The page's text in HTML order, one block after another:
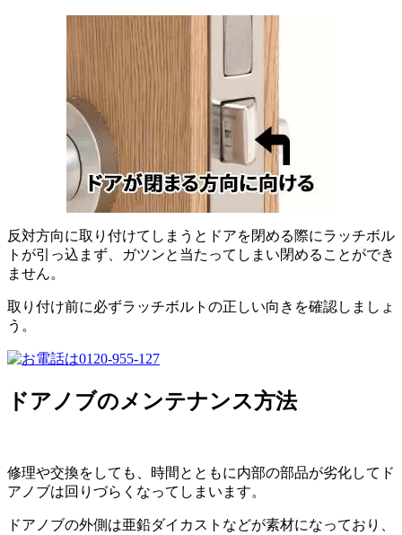
反対方向に取り付けてしまうとドアを閉める際にラッチボル
トが引っ込まず、ガツンと当たってしまい閉めることができ
ません。
取り付け前に必ずラッチボルトの正しい向きを確認しましょ
う。
ドアノブのメンテナンス方法
修理や交換をしても、時間とともに内部の部品が劣化してド
アノブは回りづらくなってしまいます。
ドアノブの外側は亜鉛ダイカストなどが素材になっており、